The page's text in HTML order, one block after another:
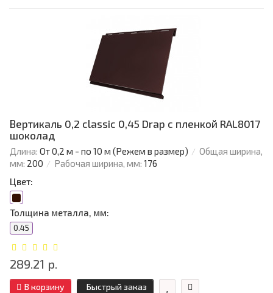
Вертикаль 0,2 classic 0,45 Drap с пленкой RAL8017
шоколад
Длина: От 0,2 м - по 10 м (Режем в размер)
Общая ширина,
мм: 200 Рабочая ширина, мм: 176
Цвет:
Толщина металла, мм:
0.45
289.21 р.
В корзину Быстрый заказ